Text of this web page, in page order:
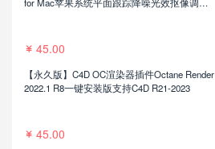
45.00
【永久版】C4D OC渲染器插件Octane Render
2022.1 R8一键安装版支持C4D R21-2023
45.00